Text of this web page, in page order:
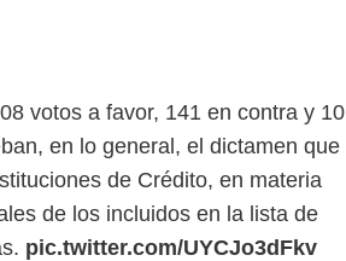
votos a favor, 141 en contra y 10
en lo general, el dictamen que
de Crédito, en materia
de los incluidos en la lista de
pic.twitter.com/UYCJo3dFkv